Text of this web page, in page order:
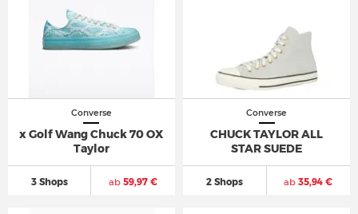
Converse
x Golf Wang Chuck 70 OX
Taylor
3 Shops ab59,97 €
Converse
CHUCK TAYLOR ALL
STAR SUEDE
2 Shops ab 35,94 €